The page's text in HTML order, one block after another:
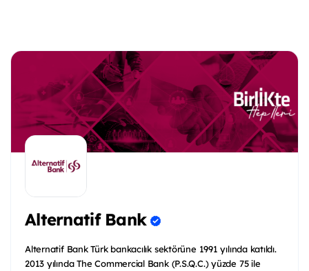
Alternatif Bank
Alternatif Bank Türk bankacılık sektörüne 1991 yılında katıldı.
2013 yılında The Commercial Bank (P.S.Q.C.) yüzde 75 ile